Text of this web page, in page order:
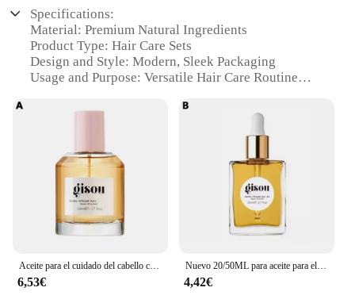
Specifications:
Material: Premium Natural Ingredients
Product Type: Hair Care Sets
Design and Style: Modern, Sleek Packaging
Usage and Purpose: Versatile Hair Care Routine
Features:
**Elevate Your Hair Care Routine**
The gisou Acondicionadores collection is a
testament to the brand's commitment to quality and
premium natural ingredients, designed to nourish
and revitalize your hair. The modern, sleek
6,53€
Nuevo 20/50ML para aceite para el cabello con infusión de miel Gisou enriquecido con miel Mirsalehi para nutrición profunda cuidado del cabello flexibilidad larga duración
4,42€